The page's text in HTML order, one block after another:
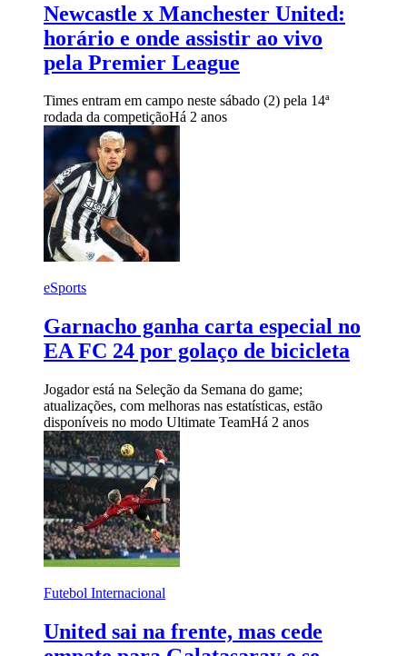
Newcastle x Manchester United:
horário e onde assistir ao vivo
pela Premier League
Times entram em campo neste sábado (2) pela 14ª
rodada da competiçãoHá 2 anos
eSports
Garnacho ganha carta especial no
EA FC 24 por golaço de bicicleta
Jogador está na Seleção da Semana do game;
atualizações, com melhoras nas estatísticas, estão
disponíveis no modo Ultimate TeamHá 2 anos
Futebol Internacional
United sai na frente, mas cede